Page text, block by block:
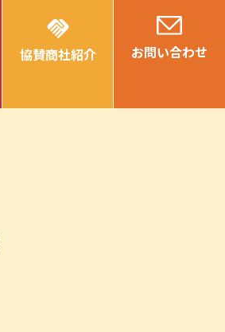
handshake
協賛商社紹介 お問い合わせ